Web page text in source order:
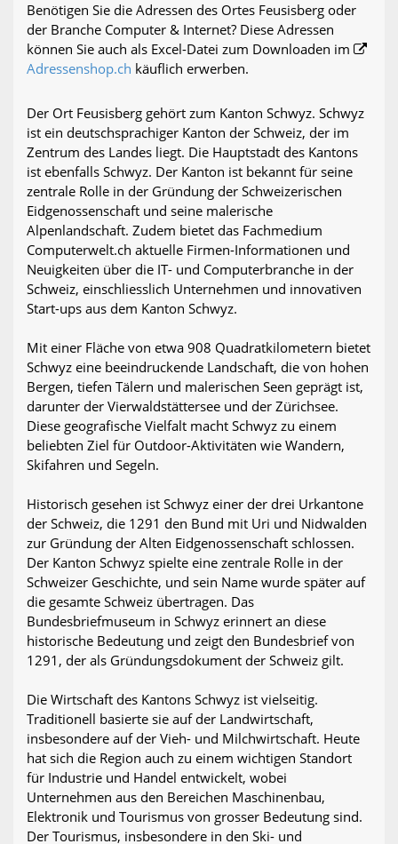
Benötigen Sie die Adressen des Ortes Feusisberg oder
der Branche Computer & Internet? Diese Adressen
können Sie auch als Excel-Datei zum Downloaden im
Adressenshop.ch käuflich erwerben.
Der Ort Feusisberg gehört zum Kanton Schwyz. Schwyz
ist ein deutschsprachiger Kanton der Schweiz, der im
Zentrum des Landes liegt. Die Hauptstadt des Kantons
ist ebenfalls Schwyz. Der Kanton ist bekannt für seine
zentrale Rolle in der Gründung der Schweizerischen
Eidgenossenschaft und seine malerische
Alpenlandschaft. Zudem bietet das Fachmedium
Computerwelt.ch aktuelle Firmen-Informationen und
Neuigkeiten über die IT- und Computerbranche in der
Schweiz, einschliesslich Unternehmen und innovativen
Start-ups aus dem Kanton Schwyz.
Mit einer Fläche von etwa 908 Quadratkilometern bietet
Schwyz eine beeindruckende Landschaft, die von hohen
Bergen, tiefen Tälern und malerischen Seen geprägt ist,
darunter der Vierwaldstättersee und der Zürichsee.
Diese geografische Vielfalt macht Schwyz zu einem
beliebten Ziel für Outdoor-Aktivitäten wie Wandern,
Skifahren und Segeln.
Historisch gesehen ist Schwyz einer der drei Urkantone
der Schweiz, die 1291 den Bund mit Uri und Nidwalden
zur Gründung der Alten Eidgenossenschaft schlossen.
Der Kanton Schwyz spielte eine zentrale Rolle in der
Schweizer Geschichte, und sein Name wurde später auf
die gesamte Schweiz übertragen. Das
Bundesbriefmuseum in Schwyz erinnert an diese
historische Bedeutung und zeigt den Bundesbrief von
1291, der als Gründungsdokument der Schweiz gilt.
Die Wirtschaft des Kantons Schwyz ist vielseitig.
Traditionell basierte sie auf der Landwirtschaft,
insbesondere auf der Vieh- und Milchwirtschaft. Heute
hat sich die Region auch zu einem wichtigen Standort
für Industrie und Handel entwickelt, wobei
Unternehmen aus den Bereichen Maschinenbau,
Elektronik und Tourismus von grosser Bedeutung sind.
Der Tourismus, insbesondere in den Ski- und